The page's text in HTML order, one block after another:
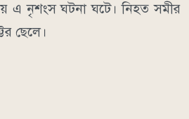
এ নৃশংস ঘটনা ঘটে। নিহত সমীর
ছেলে।